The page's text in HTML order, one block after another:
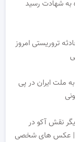
به شهادت رسید
تروریستی امروز
ملت ایران در پی
نقش آکو در
| عکس های شخصی